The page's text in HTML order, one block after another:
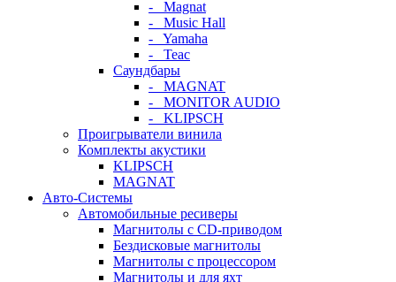
- Magnat
- Music Hall
- Yamaha
- Teac
Саундбары
- MAGNAT
- MONITOR AUDIO
- KLIPSCH
Проигрыватели винила
Комплекты акустики
KLIPSCH
MAGNAT
Авто-Системы
Автомобильные ресиверы
Магнитолы с CD-приводом
Бездисковые магнитолы
Магнитолы с процессором
Магнитолы и для яхт